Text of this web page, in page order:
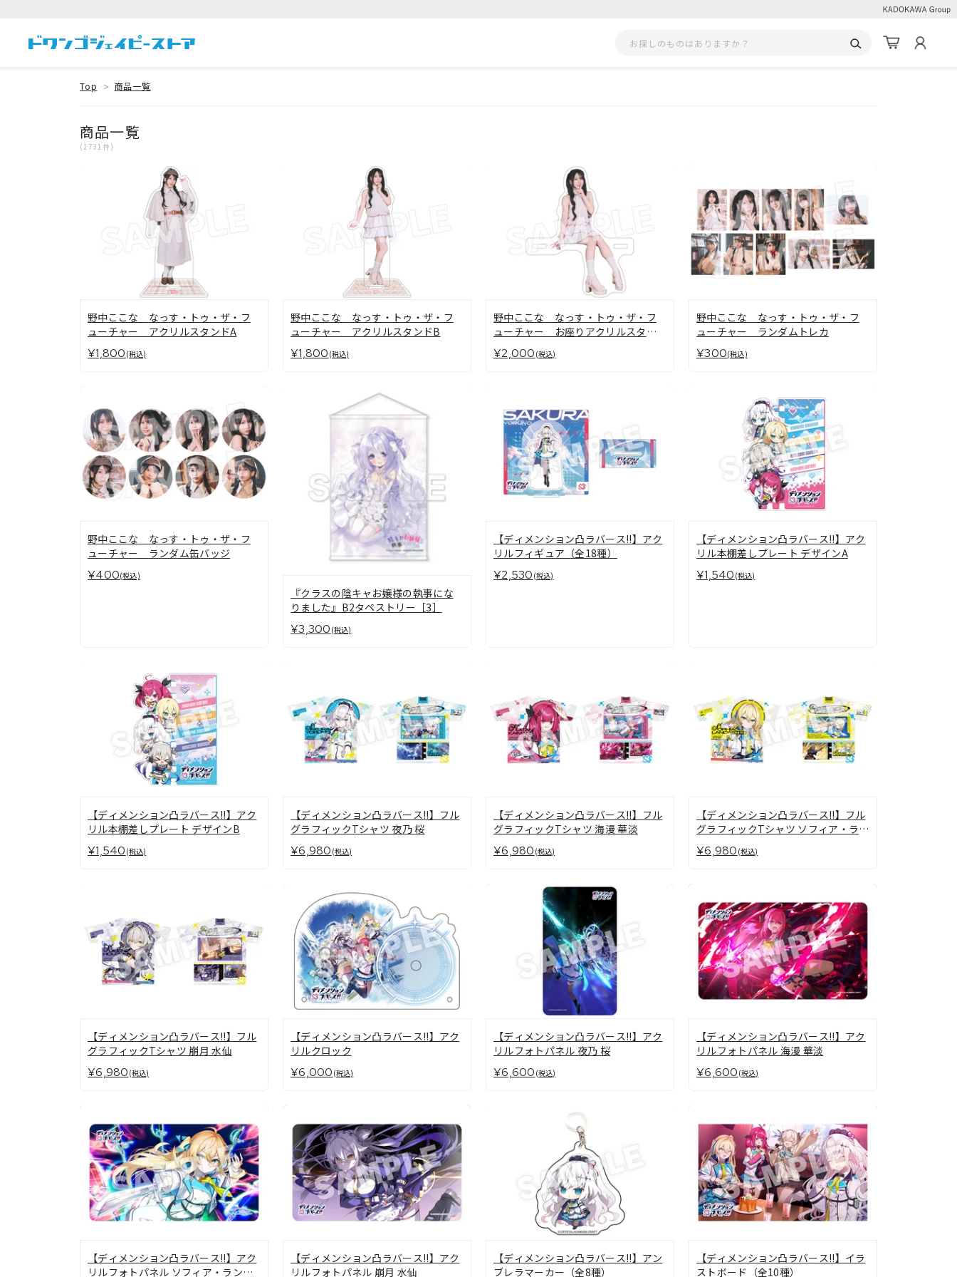
Top 商品一覧
商品一覧
(1731件)
野中ここな なっす・トゥ・ザ・フ
ューチャー アクリルスタンドA
¥1,800 (税込)
野中ここな なっす・トゥ・ザ・フ
ューチャー アクリルスタンドB
¥1,800 (税込)
野中ここな なっす・トゥ・ザ・フ
ューチャー お座りアクリルスタン
ド
¥2,000 (税込)
野中ここな なっす・トゥ・ザ・フ
ューチャー ランダムトレカ
¥300(税込)
野中ここな なっす・トゥ・ザ・フ
ューチャー ランダム缶バッジ
¥400(税込)
『クラスの陰キャお嬢様の執事にな
りました』B2タペストリー［3］
¥3,300 (税込)
【ディメンション凸ラバース!!】アク
リルフィギュア（全18種）
¥2,530 (税込)
【ディメンション凸ラバース!!】アク
リル本棚差しプレート デザインA
¥1,540 (税込)
【ディメンション凸ラバース!!】アク
リル本棚差しプレート デザインB
¥1,540 (税込)
【ディメンション凸ラバース!!】フル
グラフィックTシャツ 夜乃 桜
¥6,980 (税込)
【ディメンション凸ラバース!!】フル
グラフィックTシャツ 海漫 華淡
¥6,980 (税込)
【ディメンション凸ラバース!!】フル
グラフィックTシャツ ソフィア・ラン
カスター
¥6,980 (税込)
【ディメンション凸ラバース!!】フル
グラフィックTシャツ 崩月 水仙
¥6,980 (税込)
【ディメンション凸ラバース!!】アク
リルクロック
¥6,000 (税込)
【ディメンション凸ラバース!!】アク
リルフォトパネル 夜乃 桜
¥6,600 (税込)
【ディメンション凸ラバース!!】アク
リルフォトパネル 海漫 華淡
¥6,600 (税込)
【ディメンション凸ラバース!!】アク
リルフォトパネル ソフィア・ランカ
【ディメンション凸ラバース!!】アク
リルフォトパネル 崩月 水仙
【ディメンション凸ラバース!!】アン
ブレラマーカー（全8種）
【ディメンション凸ラバース!!】イラ
ストボード（全10種）